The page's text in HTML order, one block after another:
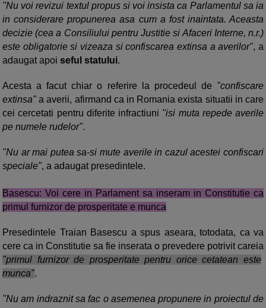
"Nu voi revizui textul propus si voi insista ca Parlamentul sa ia
in considerare propunerea asa cum a fost inaintata. Aceasta
decizie (cea a Consiliului pentru Justitie si Afaceri Interne, n.r.)
este obligatorie si vizeaza si confiscarea extinsa a averilor", a
adaugat apoi seful statului.
Acesta a facut chiar o referire la procedeul de "confiscare
extinsa" a averii, afirmand ca in Romania exista situatii in care
cei cercetati pentru diferite infractiuni "isi muta repede averile
pe numele rudelor".
"Nu ar mai putea sa-si mute averile in cazul acestei confiscari
speciale", a adaugat presedintele.
Basescu: Voi cere in Parlament sa inseram in Constitutie ca
primul furnizor de prosperitate e munca
Presedintele Traian Basescu a spus aseara, totodata, ca va
cere ca in Constitutie sa fie inserata o prevedere potrivit careia
"primul furnizor de prosperitate pentru orice cetatean este
munca".
"Nu am indraznit sa fac o asemenea propunere in proiectul de